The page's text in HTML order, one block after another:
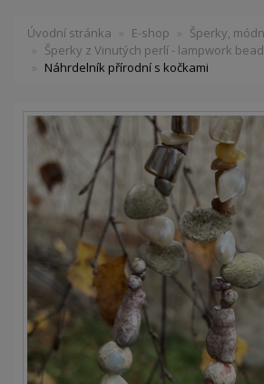
Úvodní stránka E-shop
Šperky,
Šperky z Vinutých perlí - lampwork
Náhrdelník přírodní s kočkami